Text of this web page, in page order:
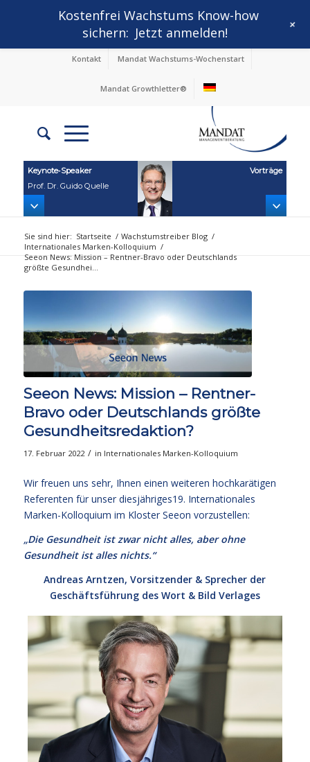
Kontakt Mandat Wachstums-Wochenstart
Mandat Growthletter®
Keynote‑Speaker
Prof. Dr. Guido Quelle
Vorträge
Sie sind hier: Startseite / Wachstumstreiber Blog /
Internationales Marken-Kolloquium /
Seeon News: Mission – Rentner-Bravo oder Deutschlands
größte Gesundhei...
Seeon News: Mission – Rentner-
Bravo oder Deutschlands größte
Gesundheitsredaktion?
17. Februar 2022 / in Internationales Marken-Kolloquium
Wir freuen uns sehr, Ihnen einen weiteren hochkarätigen
Referenten für unser diesjähriges19. Internationales
Marken-Kolloquium im Kloster Seeon vorzustellen:
„Die Gesundheit ist zwar nicht alles, aber ohne
Gesundheit ist alles nichts.“
Andreas Arntzen, Vorsitzender & Sprecher der
Geschäftsführung des Wort & Bild Verlages
Kostenfrei Wachstums Know-how
sichern: Jetzt anmelden! +